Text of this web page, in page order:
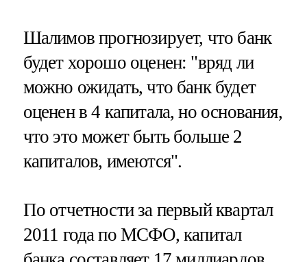
Шалимов прогнозирует, что банк
будет хорошо оценен: "вряд ли
можно ожидать, что банк будет
оценен в 4 капитала, но основания,
что это может быть больше 2
капиталов, имеются".
По отчетности за первый квартал
2011 года по МСФО, капитал